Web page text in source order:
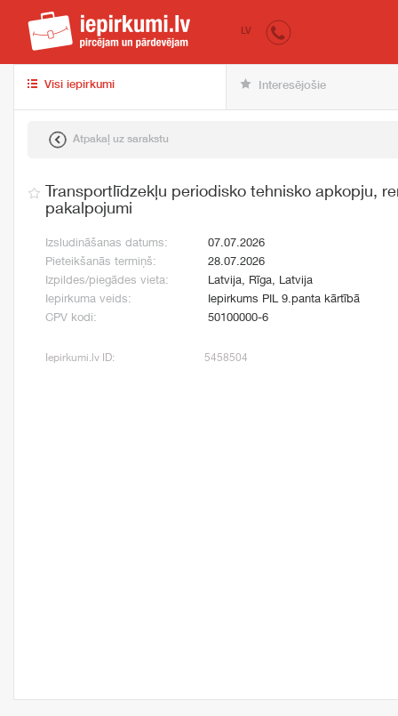
iepirkumi.lv
LV
Visi iepirkumi Interesējošie
Atpakaļ uz sarakstu
Transportlīdzekļu periodisko tehnisko apkopju,
pakalpojumi
Izsludināšanas datums:
07.07.2026
Pieteikšanās termiņš:
28.07.2026
Izpildes/piegādes vieta:
Latvija, Rīga, Latvija
Iepirkuma veids:
Iepirkums PIL 9.panta kārtībā
CPV kodi:
50100000-6
Iepirkumi.lv ID: 5458504